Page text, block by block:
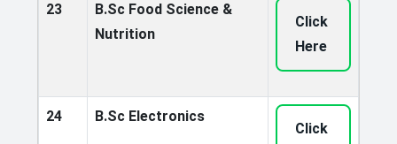
23
B.Sc Food Science &
Nutrition
Click
Here
24 B.Sc Electronics
Click